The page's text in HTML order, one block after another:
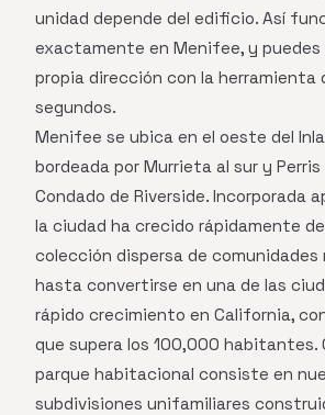
unidad depende del edificio. Así
exactamente en Menifee, y
propia dirección con la herramienta
segundos.
Menifee se ubica en el oeste del
bordeada por Murrieta al sur y
Condado de Riverside. Incorporada
la ciudad ha crecido rápidamente
colección dispersa de comunidades
hasta convertirse en una de las
rápido crecimiento en California,
que supera los 100,000 habitantes.
parque habitacional consiste en
subdivisiones unifamiliares